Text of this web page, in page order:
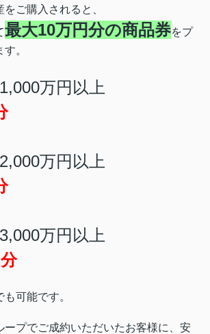
ご購入されると、
最大10万円分の商品券をプ
。
万円以上
万円以上
万円以上
可能です。
ープでご成約いただいたお客様に、安